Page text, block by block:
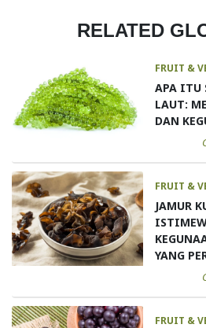
RELATED
FRUIT &
APA ITU
LAUT:
DAN
FRUIT &
JAMUR
YANG
FRUIT &